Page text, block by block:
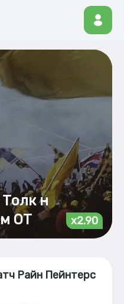
н
ОТ
x2.90
Райн Пейнтерс